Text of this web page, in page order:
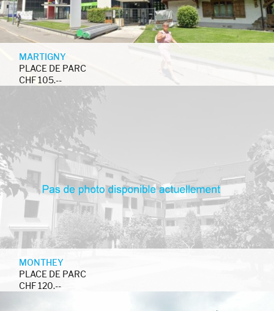
MARTIGNY
PLACE DE PARC
CHF 105.--
MONTHEY
PLACE DE PARC
CHF 120.--